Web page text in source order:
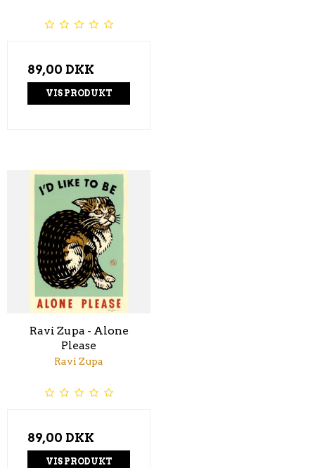
89,00 DKK
VIS PRODUKT
Ravi Zupa - Alone
Please
Ravi Zupa
89,00 DKK
VIS PRODUKT